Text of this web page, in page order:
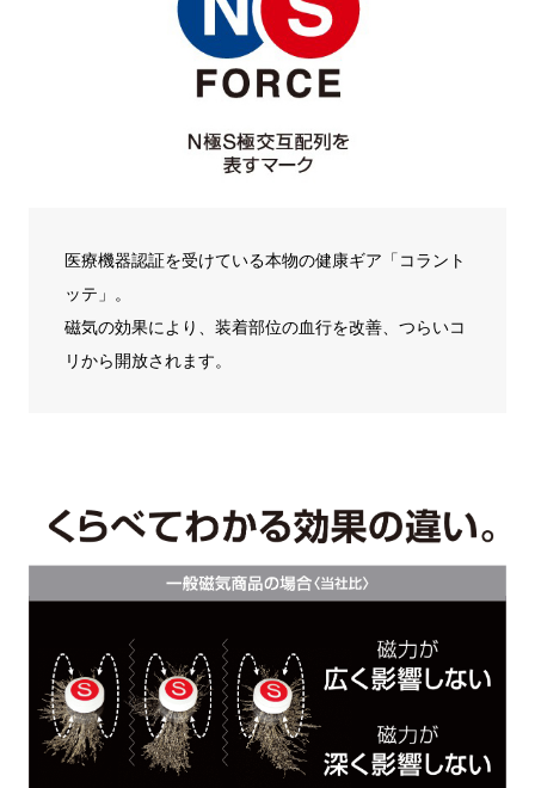
医療機器認証を受けている本物の健康ギア「コラント
ッテ」。
磁気の効果により、装着部位の血行を改善、つらいコ
リから開放されます。